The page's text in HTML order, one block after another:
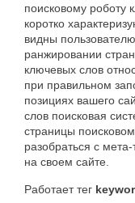
поисковому роботу
коротко
видны
ранжировании
ключевых слов
при правильном
позициях вашего
слов поисковая
страницы
разобраться с мета-
на своем сайте.
Работает тег